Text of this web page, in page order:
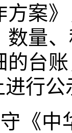
方案
数量
的台
行公
《